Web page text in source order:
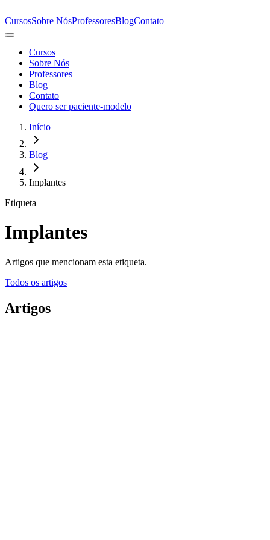
CursosSobre NósProfessoresBlogContato
Cursos
Sobre Nós
Professores
Blog
Contato
Quero ser paciente-modelo
Início
Blog
Implantes
Etiqueta
Implantes
Artigos que mencionam esta etiqueta.
Todos os artigos
Artigos